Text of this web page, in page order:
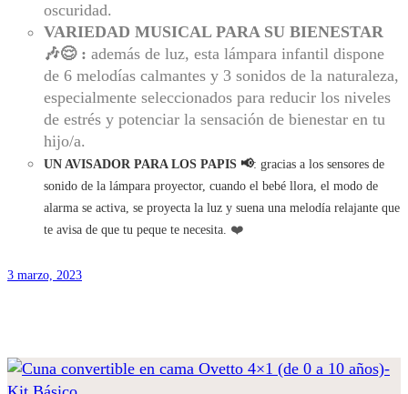
oscuridad.
VARIEDAD MUSICAL PARA SU BIENESTAR
🎶😌 : además de luz, esta lámpara infantil dispone
de 6 melodías calmantes y 3 sonidos de la naturaleza,
especialmente seleccionados para reducir los niveles
de estrés y potenciar la sensación de bienestar en tu
hijo/a.
UN AVISADOR PARA LOS PAPIS 📢: gracias a los sensores de
sonido de la lámpara proyector, cuando el bebé llora, el modo de
alarma se activa, se proyecta la luz y suena una melodía relajante que
te avisa de que tu peque te necesita. ❤️
3 marzo, 2023